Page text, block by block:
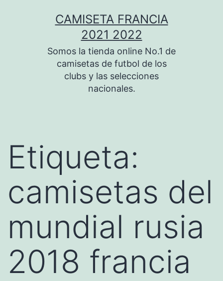
CAMISETA FRANCIA
2021 2022
Somos la tienda online No.1 de
camisetas de futbol de los
clubs y las selecciones
nacionales.
Etiqueta:
camisetas del
mundial rusia
2018 francia